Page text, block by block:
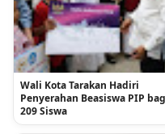
Wali Kota Tarakan Hadiri
Penyerahan Beasiswa PIP
209 Siswa